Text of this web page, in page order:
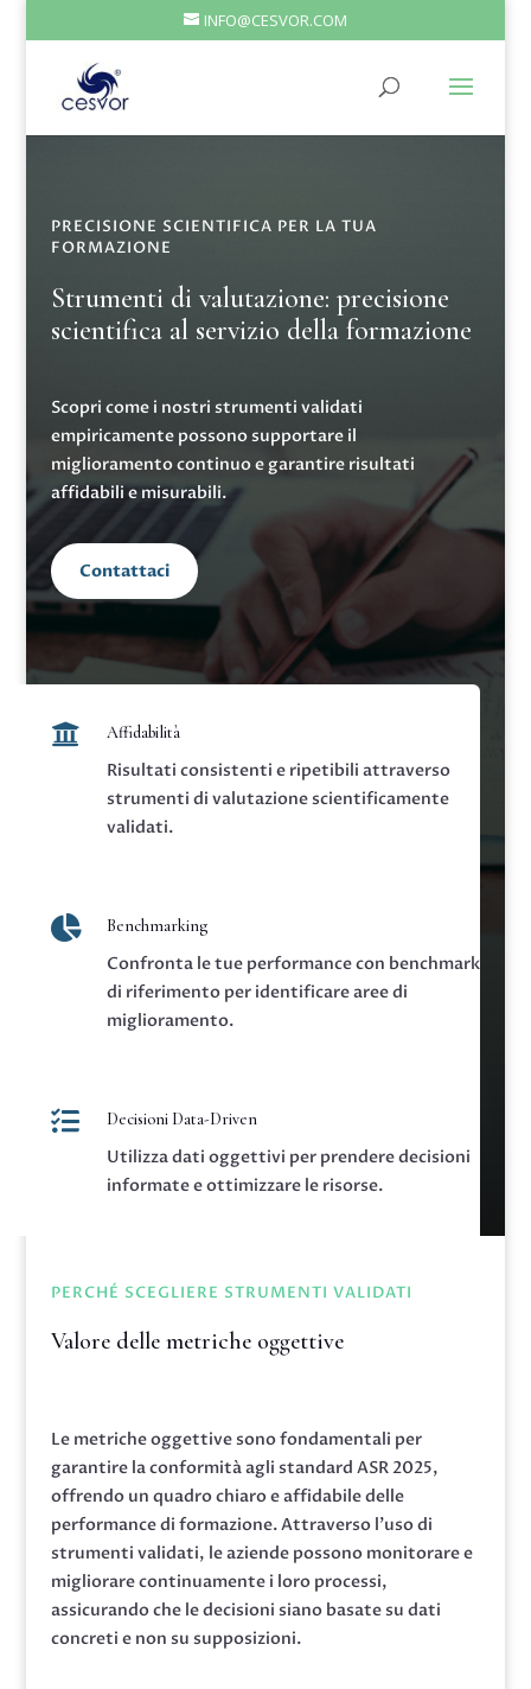
INFO@CESVOR.COM
PRECISIONE SCIENTIFICA PER LA TUA
FORMAZIONE
Strumenti di valutazione: precisione
scientifica al servizio della formazione
Scopri come i nostri strumenti validati
empiricamente possono supportare il
miglioramento continuo e garantire risultati
affidabili e misurabili.
Contattaci
 Affidabilità
Risultati consistenti e ripetibili attraverso
strumenti di valutazione scientificamente
validati.
 Benchmarking
Confronta le tue performance con benchmark
di riferimento per identificare aree di
miglioramento.
 Decisioni Data-Driven
Utilizza dati oggettivi per prendere decisioni
informate e ottimizzare le risorse.
PERCHÉ SCEGLIERE STRUMENTI VALIDATI
Valore delle metriche oggettive
Le metriche oggettive sono fondamentali per
garantire la conformità agli standard ASR 2025,
offrendo un quadro chiaro e affidabile delle
performance di formazione. Attraverso l’uso di
strumenti validati, le aziende possono monitorare e
migliorare continuamente i loro processi,
assicurando che le decisioni siano basate su dati
concreti e non su supposizioni.